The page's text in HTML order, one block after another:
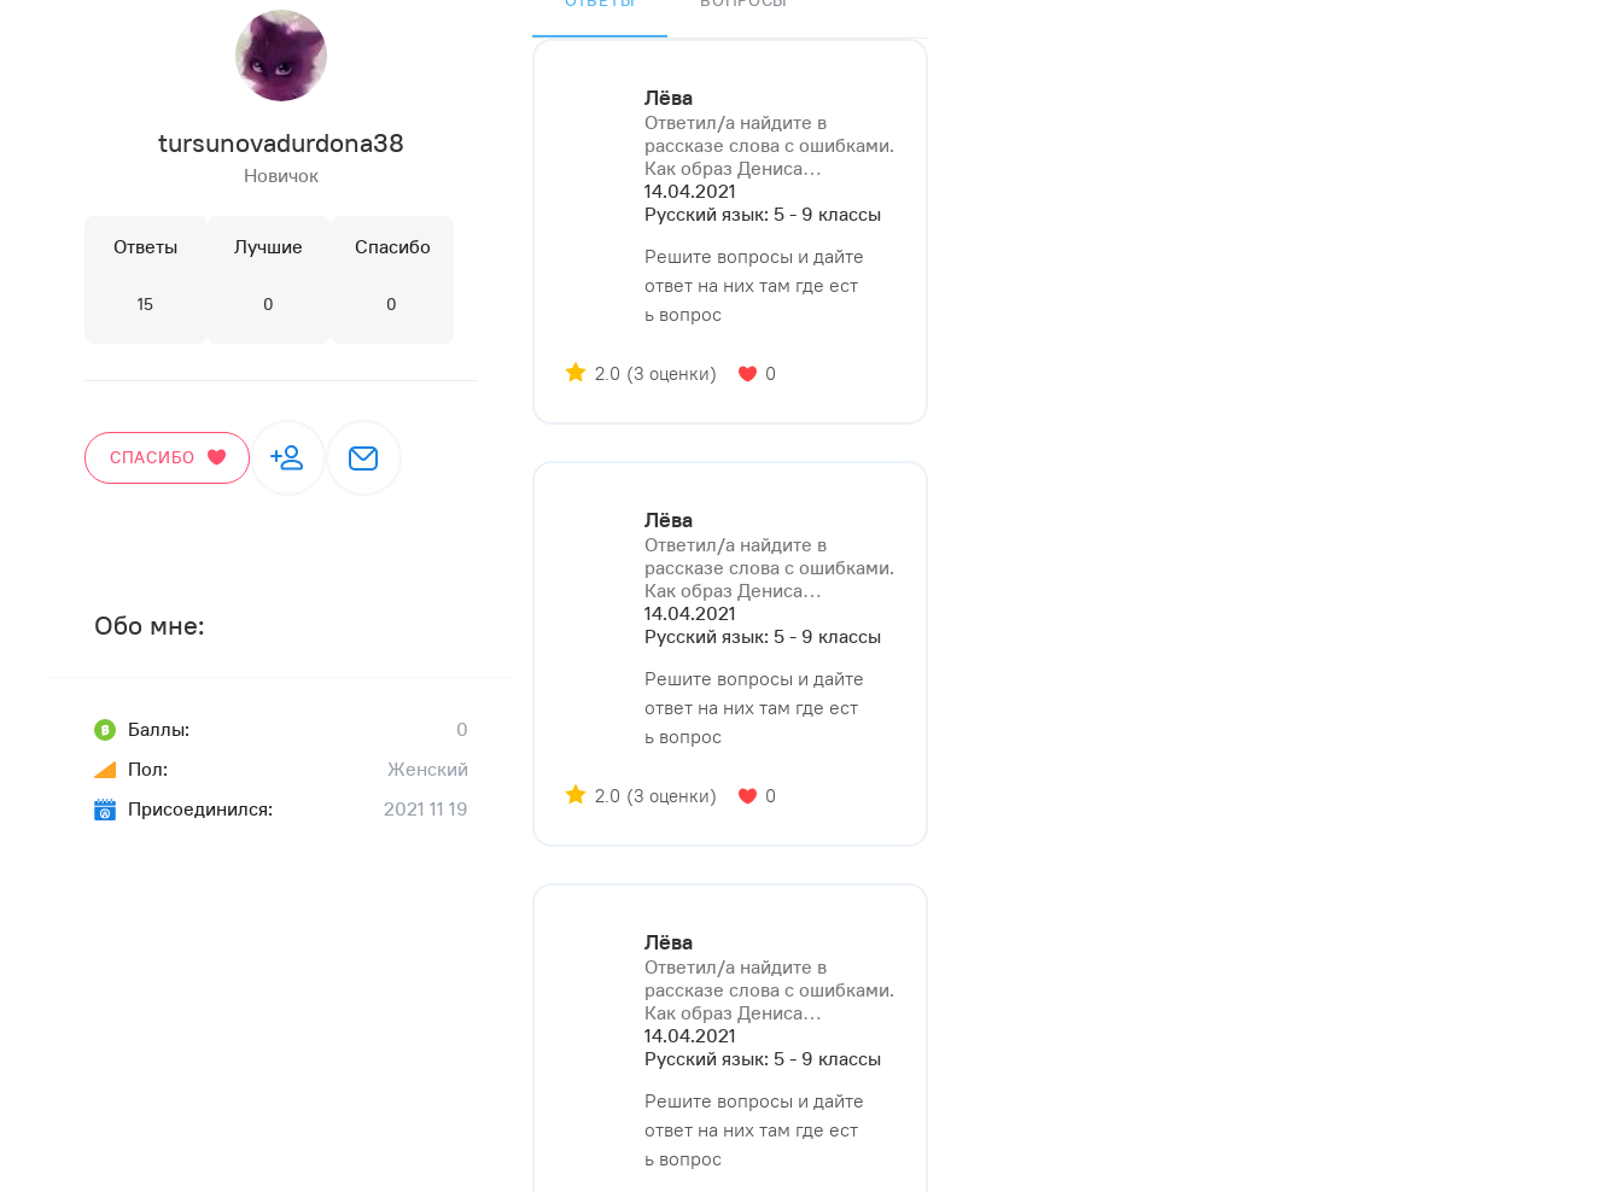
tursunovadurdona38
Новичок
Ответы
15
Лучшие
0
Спасибо
0
СПАСИБО
Обо мне:
Баллы:
0
Пол:
Женский
Присоединился:
2021 11 19
Лёва
Ответил/a найдите в
рассказе слова с ошибками.
Как образ Дениса⁠…
14.04.2021
Русский язык: 5 - 9 классы
Решите вопросы и дайте
ответ на них там где ест
ь вопрос
2.0 (3 оценки) 0
Лёва
Ответил/a найдите в
рассказе слова с ошибками.
Как образ Дениса⁠…
14.04.2021
Русский язык: 5 - 9 классы
Решите вопросы и дайте
ответ на них там где ест
ь вопрос
2.0 (3 оценки) 0
Лёва
Ответил/a найдите в
рассказе слова с ошибками.
Как образ Дениса⁠…
14.04.2021
Русский язык: 5 - 9 классы
Решите вопросы и дайте
ответ на них там где ест
ь вопрос